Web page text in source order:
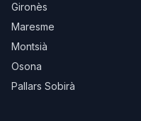
Gironès
Maresme
Montsià
Osona
Pallars Sobirà